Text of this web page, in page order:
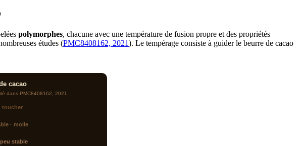
polymorphes, chacune avec une température de fusion propre et des propriétés
études (PMC8408162, 2021). Le tempérage consiste à guider le beurre de cacao
cacao
dans PMC8408162, 2021
toucher
· molle
stable